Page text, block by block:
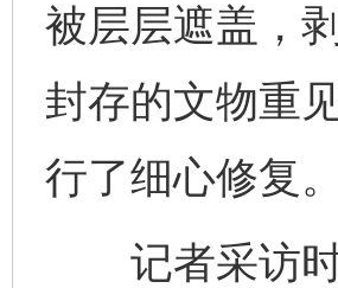
被层层遮盖，
封存的文物重
行了细心修复。
记者采访时